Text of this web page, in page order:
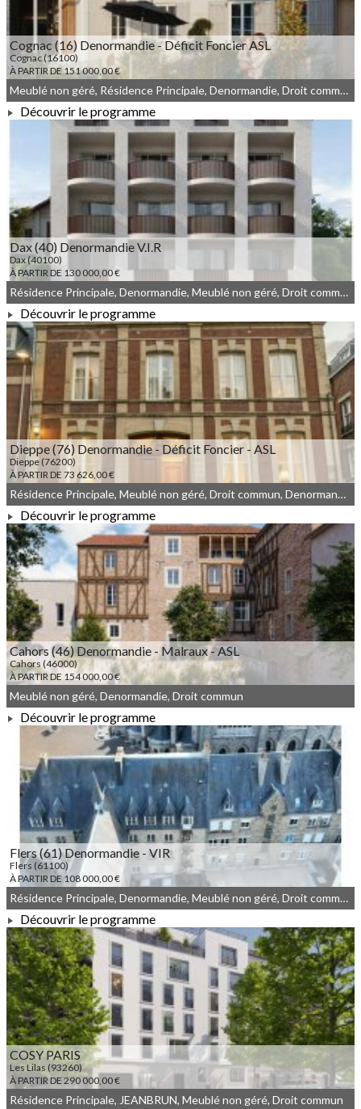
Cognac (16) Denormandie - Déficit Foncier ASL
Cognac (16100)
À PARTIR DE 151 000,00 €
À PARTIR DE 151 000,00 €
Meublé non géré, Résidence Principale, Denormandie, Droit commun
Découvrir le programme
Dax (40) Denormandie V.I.R
Dax (40100)
À PARTIR DE 130 000,00 €
À PARTIR DE 130 000,00 €
Résidence Principale, Denormandie, Meublé non géré, Droit commun
Découvrir le programme
Dieppe (76) Denormandie - Déficit Foncier - ASL
Dieppe (76200)
À PARTIR DE 73 626,00 €
À PARTIR DE 73 626,00 €
Résidence Principale, Meublé non géré, Droit commun, Denormandie
Découvrir le programme
Cahors (46) Denormandie - Malraux - ASL
Cahors (46000)
À PARTIR DE 154 000,00 €
À PARTIR DE 154 000,00 €
Meublé non géré, Denormandie, Droit commun
Découvrir le programme
Flers (61) Denormandie - VIR
Flers (61100)
À PARTIR DE 108 000,00 €
À PARTIR DE 108 000,00 €
Résidence Principale, Denormandie, Meublé non géré, Droit commun
Découvrir le programme
COSY PARIS
Les Lilas (93260)
À PARTIR DE 290 000,00 €
Résidence Principale, JEANBRUN, Meublé non géré, Droit commun